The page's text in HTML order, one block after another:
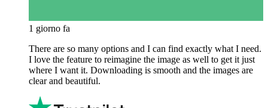
1 giorno fa
There are so many options and I can find exactly what I need.
I love the feature to reimagine the image as well to get it just
where I want it. Downloading is smooth and the images are
clear and beautiful.